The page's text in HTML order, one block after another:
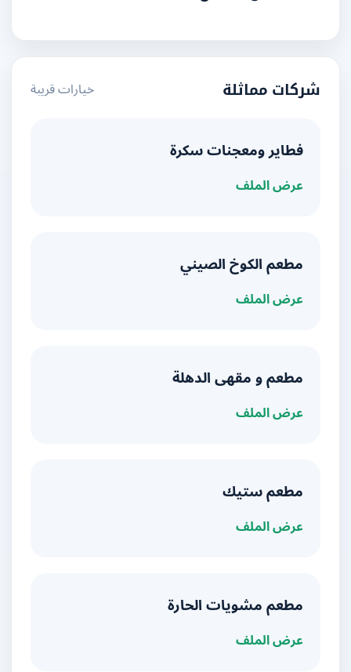
شركات مماثلة خيارات قريبة
فطاير ومعجنات سكرة
عرض الملف
مطعم الكوخ الصيني
عرض الملف
مطعم و مقهى الدهلة
عرض الملف
مطعم ستيك
عرض الملف
مطعم مشويات الحارة
عرض الملف